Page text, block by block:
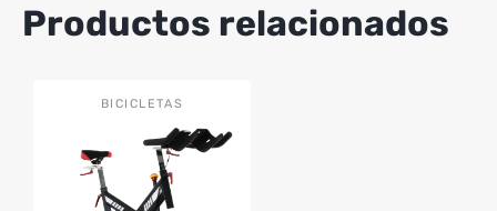
Productos relacionados
BICICLETAS
tiene
múltiples